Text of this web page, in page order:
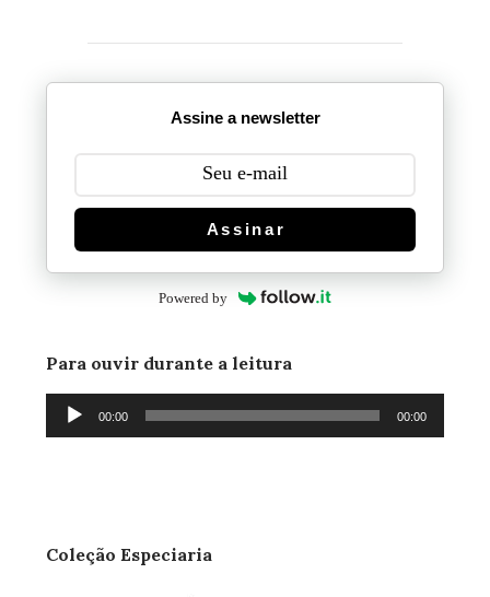
Assine a newsletter
Assinar
Powered by
Para ouvir durante a leitura
Tocador
00:00 00:00
Coleção Especiaria